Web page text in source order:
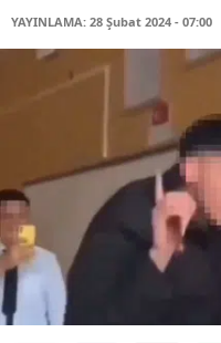
YAYINLAMA: 28 Şubat 2024 - 07:00